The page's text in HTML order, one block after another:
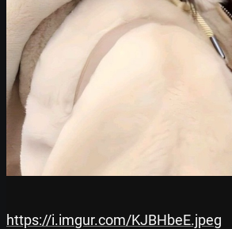
https://i.imgur.com/KJBHbeE.jpeg